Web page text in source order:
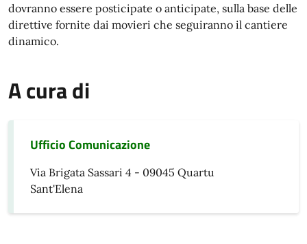
dovranno essere posticipate o anticipate, sulla base delle
direttive fornite dai movieri che seguiranno il cantiere
dinamico.
A cura di
Ufficio Comunicazione
Via Brigata Sassari 4 - 09045 Quartu
Sant'Elena